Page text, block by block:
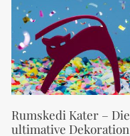
Rumskedi Kater – Die
ultimative Dekoration